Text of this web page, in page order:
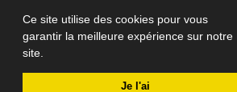
Ce site utilise des cookies pour vous
garantir la meilleure expérience sur notre
site.
Je l'ai